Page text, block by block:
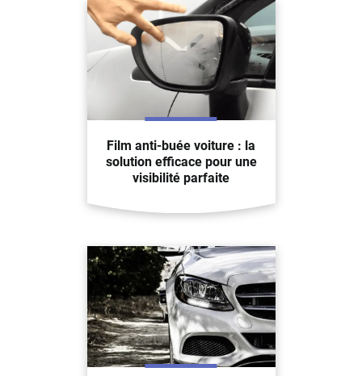
Film anti-buée voiture : la
solution efficace pour une
visibilité parfaite